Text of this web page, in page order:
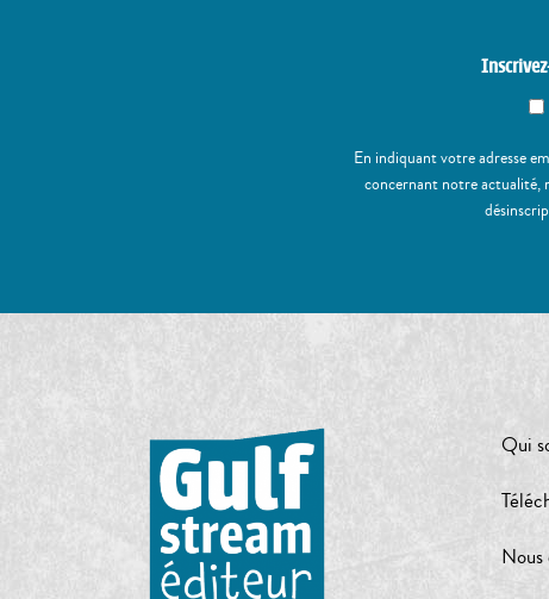
En indiquant votre adresse
concernant notre actualité,
Qui